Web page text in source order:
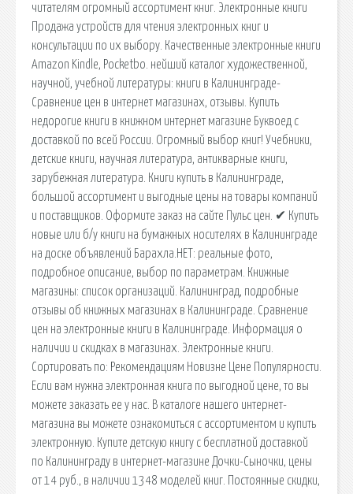
читателям огромный ассортимент книг. Электронные книги
Продажа устройств для чтения электронных книг и
консультации по их выбору. Качественные электронные книги
Amazon Kindle, Pocketbo. нейший каталог художественной,
научной, учебной литературы: книги в Калининграде-
Сравнение цен в интернет магазинах, отзывы. Купить
недорогие книги в книжном интернет магазине Буквоед с
доставкой по всей России. Огромный выбор книг! Учебники,
детские книги, научная литература, антикварные книги,
зарубежная литература. Книги купить в Калининграде,
большой ассортимент и выгодные цены на товары компаний
и поставщиков. Оформите заказ на сайте Пульс цен. ✔ Купить
новые или б/у книги на бумажных носителях в Калининграде
на доске объявлений Барахла.НЕТ: реальные фото,
подробное описание, выбор по параметрам. Книжные
магазины: список организаций. Калининград, подробные
отзывы об книжных магазинах в Калининграде. Сравнение
цен на электронные книги в Калининграде. Информация о
наличии и скидках в магазинах. Электронные книги.
Сортировать по: Рекомендациям Новизне Цене Популярности.
Если вам нужна электронная книга по выгодной цене, то вы
можете заказать ее у нас. В каталоге нашего интернет-
магазина вы можете ознакомиться с ассортиментом и купить
электронную. Купите детскую книгу с бесплатной доставкой
по Калининграду в интернет-магазине Дочки-Сыночки, цены
от 14 руб., в наличии 1348 моделей книг. Постоянные скидки,